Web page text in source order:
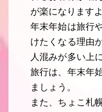
が楽になりますよ
年末年始は旅行
けたくなる理由
人混みが多い上
旅行は、年末年
ましょう。
また、ちょこ札